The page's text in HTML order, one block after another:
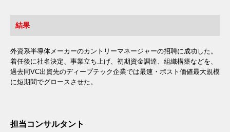
結果
外資系半導体メーカーのカントリーマネージャーの招聘に成功した。
着任後に社名決定、事業立ち上げ、初期資金調達、組織構築などを、
過去同VC出資先のディープテック企業では最速・ポスト価値最大規模
に短期間でグロースさせた。
担当コンサルタント